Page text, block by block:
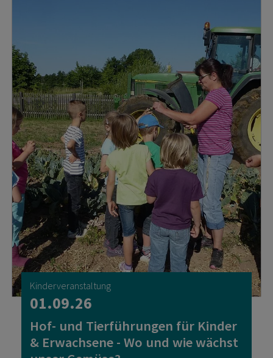
Kinderveranstaltung
01.09.26
Hof- und Tierführungen für Kinder
& Erwachsene - Wo und wie wächst